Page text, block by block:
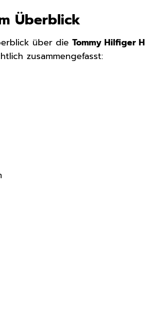
Überblick
über dieTommy Hilfiger
zusammengefasst: